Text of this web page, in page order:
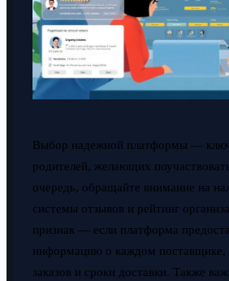
Выбор надежной платформы —
родителей, желающих
очередь, обращайте внимание на
системы отзывов и рейтинг
признак — если платформа
информацию о каждом поставщике,
заказов и сроки доставки. Также